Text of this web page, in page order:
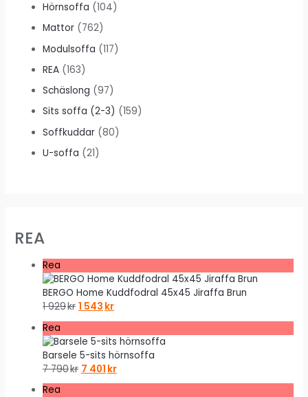
Hörnsoffa (104)
Mattor (762)
Modulsoffa (117)
REA (163)
Schäslong (97)
Sits soffa (2-3) (159)
Soffkuddar (80)
U-soffa (21)
REA
Rea
r
o
d
u
k
t
e
r
BERGO Home Kuddfodral 45x45 Jiraffa Brun
1 929kr D
e
t
u
r
s
1 543 krD
e
t
n
u
v
Rea
r
o
d
u
Barsele 5-sits hörnsoffa
7 790kr D
e
7 401 krD
e
Rea